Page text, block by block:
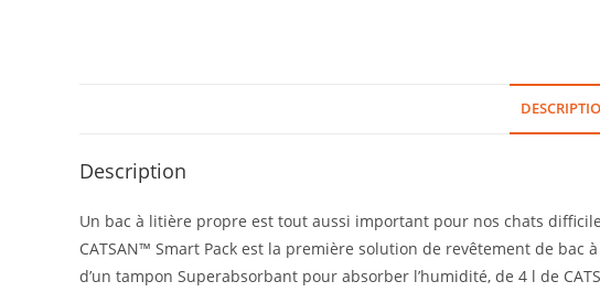
Description
Un bac à litière propre est tout aussi important pour nos chats
CATSAN™ Smart Pack est la première solution de revêtement de
d’un tampon Superabsorbant pour absorber l’humidité, de 4 l de